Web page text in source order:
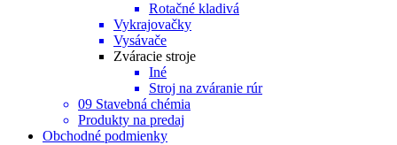
Rotačné kladivá
Vykrajovačky
Vysávače
Zváracie stroje
Iné
Stroj na zváranie rúr
09 Stavebná chémia
Produkty na predaj
Obchodné podmienky